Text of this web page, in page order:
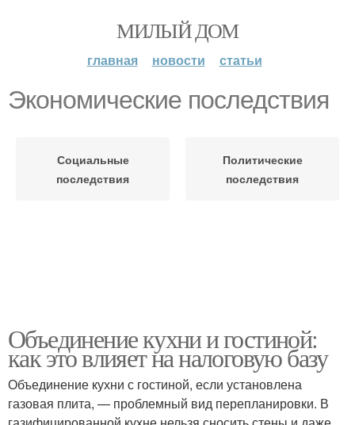
МИЛЫЙ ДОМ
главная новости статьи
Экономические последствия
Социальные
последствия
Политические
последствия
Объединение кухни и гостиной:
как это влияет на налоговую базу
Объединение кухни с гостиной, если установлена
газовая плита, — проблемный вид перепланировки. В